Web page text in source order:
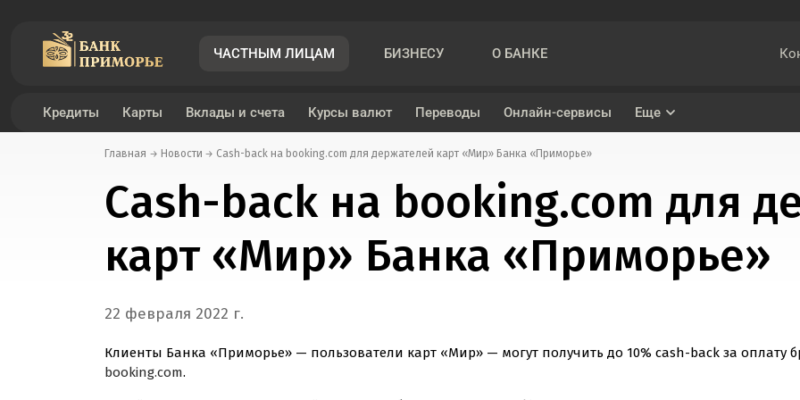
ЧАСТНЫМ ЛИЦАМ БИЗНЕСУ О БАНКЕ
Кредиты Карты Вклады и счета Курсы валют Переводы Онлайн-сервисы Еще
Кредит под залог транспортного средства
Рефинансирование под залог транспортного средства
Кредит под залог недвижимости
Рефинансирование под залог недвижимости
Кредит наличными
Рефинансирование
Платежный стикер
Кредитные карты
Вклад «Пенсионный»
Вклад «Подарок+»
Вклад «Подарок - новые деньги»
Вклад «Подарок онлайн»
Накопительный счет «На ежедневный остаток»
Вклад «Подарок»
Вклад «Управляемый»
Конвертер валют
Правила приема поврежденных купюр
Денежные переводы по России
Денежные переводы за рубеж
Список стран и территорий с возможными ограничениями при проведении трансграничных переводов
Мобильное приложение «Примбанк онлайн»
Интернет-банк «Примбанк онлайн»
Биометрическая Идентификация
Банковские услуги
Главная Новости Cash-back на booking.com для держателей карт «Мир» Банка «Приморье»
Cash-back на booking.com для
карт «Мир» Банка «Приморье»
22 февраля 2022 г.
Клиенты Банка «Приморье» — пользователи карт «Мир» — могут получить до 10% cash-back за оплату
booking.com.